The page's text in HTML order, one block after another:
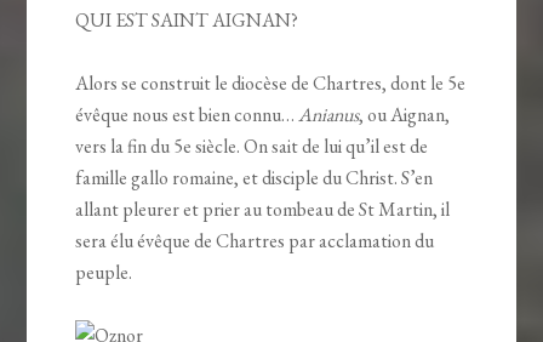
QUI EST SAINT AIGNAN?
Alors se construit le diocèse de Chartres, dont le 5e
évêque nous est bien connu…Anianus, ou Aignan,
vers la fin du 5e siècle. On sait de lui qu’il est de
famille gallo romaine, et disciple du Christ. S’en
allant pleurer et prier au tombeau de St Martin, il
sera élu évêque de Chartres par acclamation du
peuple.